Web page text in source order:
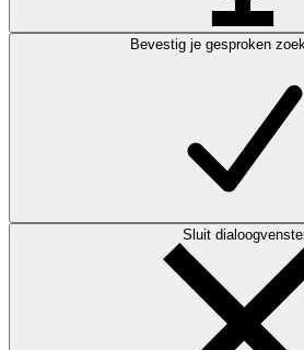
Bevestig je gesproken
Sluit